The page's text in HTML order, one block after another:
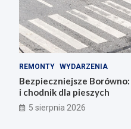
REMONTY WYDARZENIA
Bezpieczniejsze
i chodnik dla pieszych
5 sierpnia 2026